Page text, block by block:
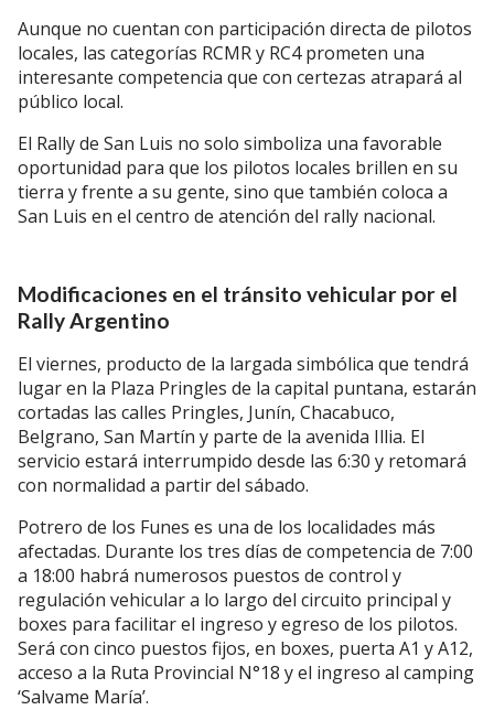
Aunque no cuentan con participación directa de pilotos
locales, las categorías RCMR y RC4 prometen una
interesante competencia que con certezas atrapará al
público local.
El Rally de San Luis no solo simboliza una favorable
oportunidad para que los pilotos locales brillen en su
tierra y frente a su gente, sino que también coloca a
San Luis en el centro de atención del rally nacional.
Modificaciones en el tránsito vehicular por el
Rally Argentino
El viernes, producto de la largada simbólica que tendrá
lugar en la Plaza Pringles de la capital puntana, estarán
cortadas las calles Pringles, Junín, Chacabuco,
Belgrano, San Martín y parte de la avenida Illia. El
servicio estará interrumpido desde las 6:30 y retomará
con normalidad a partir del sábado.
Potrero de los Funes es una de los localidades más
afectadas. Durante los tres días de competencia de 7:00
a 18:00 habrá numerosos puestos de control y
regulación vehicular a lo largo del circuito principal y
boxes para facilitar el ingreso y egreso de los pilotos.
Será con cinco puestos fijos, en boxes, puerta A1 y A12,
acceso a la Ruta Provincial N°18 y el ingreso al camping
‘Salvame María’.